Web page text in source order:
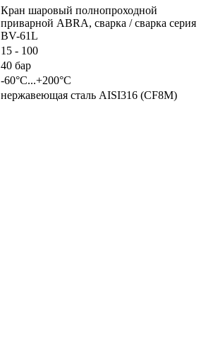
Кран шаровый полнопроходной
приварной ABRA, сварка / сварка серия
BV-61L
15 - 100
40 бар
-60°С...+200°С
нержавеющая сталь AISI316 (CF8M)